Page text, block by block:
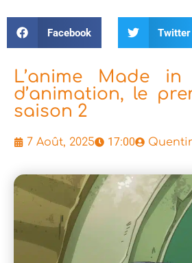
Facebook Twitter
L’anime Made
d’animation, le
saison 2
7 Août, 2025 17:00